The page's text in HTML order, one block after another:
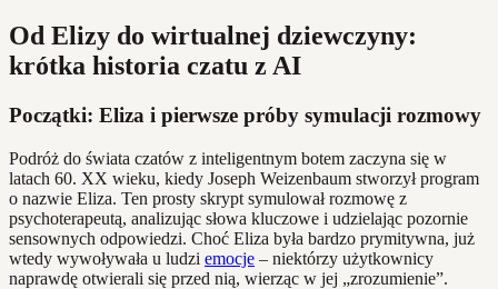
Od Elizy do wirtualnej dziewczyny:
krótka historia czatu z AI
Początki: Eliza i pierwsze próby symulacji rozmowy
Podróż do świata czatów z inteligentnym botem zaczyna się w
latach 60. XX wieku, kiedy Joseph Weizenbaum stworzył program
o nazwie Eliza. Ten prosty skrypt symulował rozmowę z
psychoterapeutą, analizując słowa kluczowe i udzielając pozornie
sensownych odpowiedzi. Choć Eliza była bardzo prymitywna, już
wtedy wywoływała u ludzi emocje – niektórzy użytkownicy
naprawdę otwierali się przed nią, wierząc w jej „zrozumienie”.